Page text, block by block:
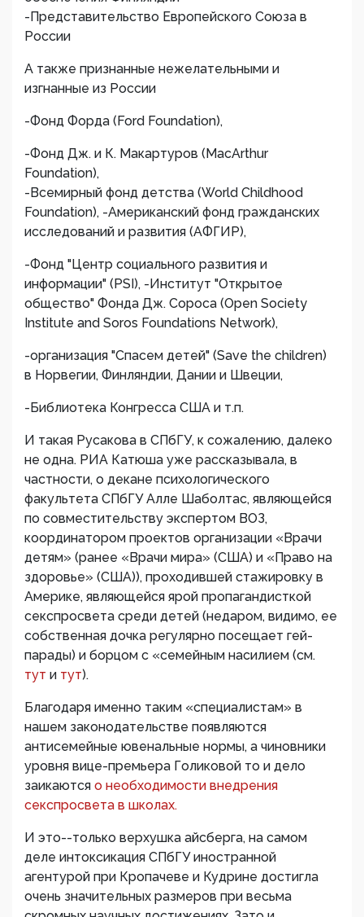
-Представительство Европейского Союза в
России
А также признанные нежелательными и
изгнанные из России
-Фонд Форда (Ford Foundation),
-Фонд Дж. и К. Макартуров (MacArthur
Foundation),
-Всемирный фонд детства (World Childhood
Foundation), -Американский фонд гражданских
исследований и развития (АФГИР),
-Фонд "Центр социального развития и
информации" (PSI), -Институт "Открытое
общество" Фонда Дж. Сороса (Open Society
Institute and Soros Foundations Network),
-организация "Спасем детей" (Save the children)
в Норвегии, Финляндии, Дании и Швеции,
-Библиотека Конгресса США и т.п.
И такая Русакова в СПбГУ, к сожалению, далеко
не одна. РИА Катюша уже рассказывала, в
частности, о декане психологического
факультета СПбГУ Алле Шаболтас, являющейся
по совместительству экспертом ВОЗ,
координатором проектов организации «Врачи
детям» (ранее «Врачи мира» (США) и «Право на
здоровье» (США)), проходившей стажировку в
Америке, являющейся ярой пропагандисткой
секспросвета среди детей (недаром, видимо, ее
собственная дочка регулярно посещает гей-
парады) и борцом с «семейным насилием (см.
тут и тут).
Благодаря именно таким «специалистам» в
нашем законодательстве появляются
антисемейные ювенальные нормы, а чиновники
уровня вице-премьера Голиковой то и дело
заикаются о необходимости внедрения
секспросвета в школах.
И это--только верхушка айсберга, на самом
деле интоксикация СПбГУ иностранной
агентурой при Кропачеве и Кудрине достигла
очень значительных размеров при весьма